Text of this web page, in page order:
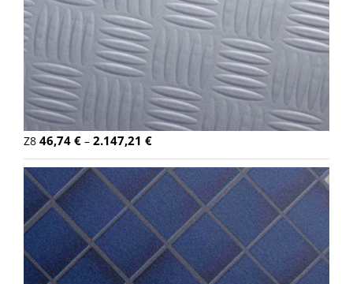
Z8 46,74 € – 2.147,21 €